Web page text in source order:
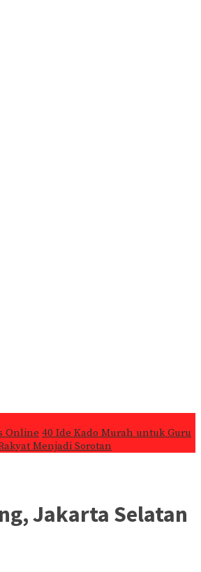
Online 40 Ide Kado Murah untuk Guru
Menjadi Sorotan
Jakarta Selatan